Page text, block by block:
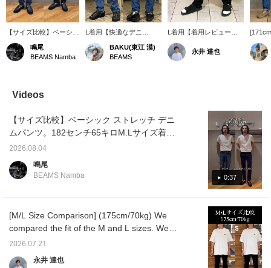
【サイズ比較】ベーシッ
ク ストレッチ デニムパ
ンツ。182センチ65キロ
左がL、右がMサイズ着
もジャストで履けまし
た。太ももやふくらはぎ
るならLサイズがおすす
めです！【お気に入り
♥+】を押していただく
と《50マイル獲得》＆
ます！【フォロー♥＋】
して頂くと《100マイル
鳴尾
BEAMS Namba
L着用【快適なデニ
ム？】この美しい細いシ
ルエットで『快適？』と
思うかもしれません。ヴ
ね備えているんですよ！
太めのパンツが多い僕で
すが、たまに細身のパン
ォロー♡+】していただく
と"100マイル"たまります
BAKU(東江 漠)
BEAMS
L着用【着用レビュー】
(ベーシック ストレッチ
デニムパンツ
175cm/70kg)スキニー寄
で、股下は切らなくても
地面につく事はありませ
ん。裾がダブつくのが気
になる様でしたら、裾上
げを推奨します。
永井 達也
size
denim
as
to the
it's
worn
press
look
Videos
0:37
【サイズ比較】ベーシック ストレッチ デニ
ムパンツ。182センチ65キロM.Lサイズ着
用。Lサイズはややゆとりのあるシルエット
です！ウエストをジャストで履くならMサイ
ズがおすすめです◎是非ビデオで確認してみ
《100マイル獲得》で会員ステージアップに
も繋がります！是非！
2026.08.04
鳴尾
BEAMS Namba
[M/L Size Comparison] (175cm/70kg) We
compared the fit of the M and L sizes. We
hope this will be helpful in choosing your
size! Please take a look♪ Pressing [♡ +
2026.07.21
永井 達也